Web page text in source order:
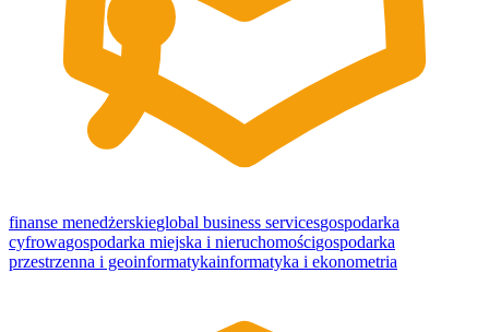
finanse menedżerskieglobal business servicesgospodarka
cyfrowagospodarka miejska i nieruchomościgospodarka
przestrzenna i geoinformatykainformatyka i ekonometria